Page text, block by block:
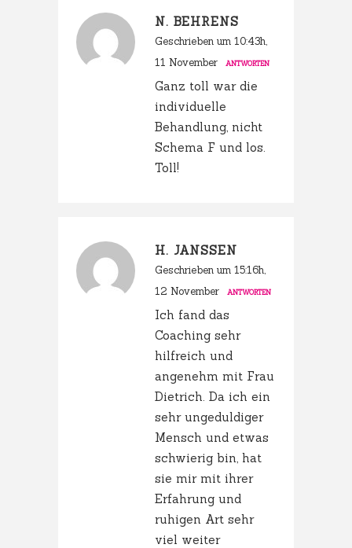
N. BEHRENS
Geschrieben um 10:43h,
11 November
ANTWORTEN
Ganz toll war die
individuelle
Behandlung, nicht
Schema F und los.
Toll!
H. JANSSEN
Geschrieben um 15:16h,
12 November
ANTWORTEN
Ich fand das
Coaching sehr
hilfreich und
angenehm mit Frau
Dietrich. Da ich ein
sehr ungeduldiger
Mensch und etwas
schwierig bin, hat
sie mir mit ihrer
Erfahrung und
ruhigen Art sehr
viel weiter